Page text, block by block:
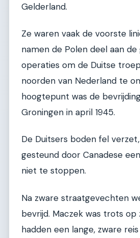
Gelderland.
Ze waren vaak de voorste
namen de Polen deel aan
operaties om de Duitse
noorden van Nederland te
hoogtepunt was de
Groningen in april 1945.
De Duitsers boden fel
gesteund door Canadese
niet te stoppen.
Na zware straatgevechten
bevrijd. Maczek was trots op
hadden een lange, zware